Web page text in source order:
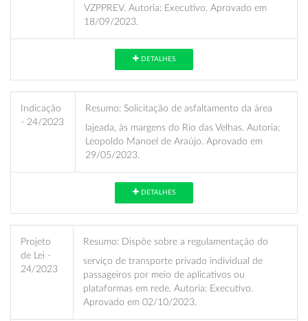
VZPPREV. Autoria: Executivo. Aprovado em
18/09/2023.
DETALHES
Indicação
- 24/2023
Resumo: Solicitação de asfaltamento da área
lajeada, às margens do Rio das Velhas. Autoria:
Leopoldo Manoel de Araújo. Aprovado em
29/05/2023.
DETALHES
Projeto
de Lei -
24/2023
Resumo: Dispõe sobre a regulamentação do
serviço de transporte privado individual de
passageiros por meio de aplicativos ou
plataformas em rede. Autoria: Executivo.
Aprovado em 02/10/2023.